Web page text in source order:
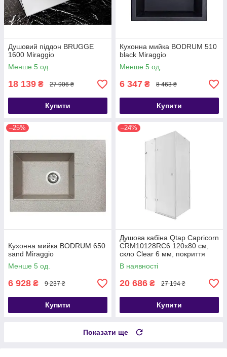
Душовий піддон BRUGGE
1600 Miraggio
Менше 5 од.
18 139 ₴ 27 906 ₴
Купити
Кухонна мийка BODRUM 510
black Miraggio
Менше 5 од.
6 347 ₴ 8 463 ₴
Купити
–25%
Кухонна мийка BODRUM 650
sand Miraggio
Менше 5 од.
6 928 ₴ 9 237 ₴
Купити
–24%
Душова кабіна Qtap Capricorn
CRM10128RC6 120x80 см,
скло Clear 6 мм, покриття
CalcLess без піддона
В наявності
20 686 ₴ 27 194 ₴
Купити
Показати ще